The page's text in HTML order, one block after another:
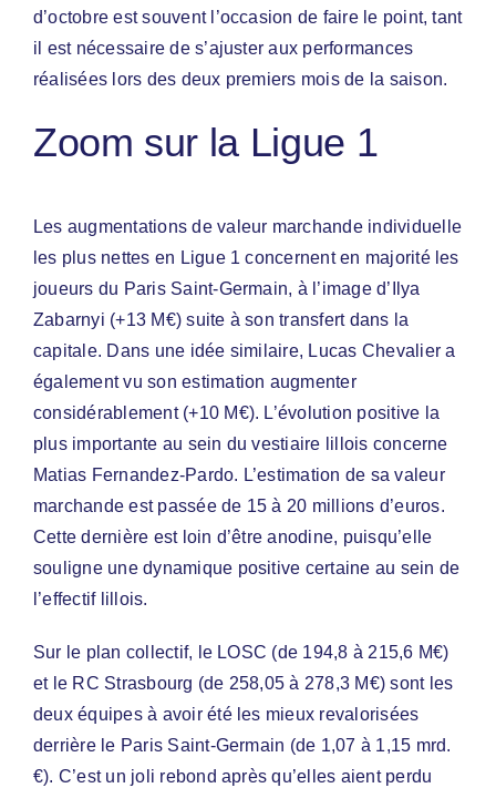
d’octobre est souvent l’occasion de faire le point, tant
il est nécessaire de s’ajuster aux performances
réalisées lors des deux premiers mois de la saison.
Zoom sur la Ligue 1
Les augmentations de valeur marchande individuelle
les plus nettes en Ligue 1 concernent en majorité les
joueurs du Paris Saint-Germain, à l’image d’Ilya
Zabarnyi (+13 M€) suite à son transfert dans la
capitale. Dans une idée similaire, Lucas Chevalier a
également vu son estimation augmenter
considérablement (+10 M€). L’évolution positive la
plus importante au sein du vestiaire lillois concerne
Matias Fernandez-Pardo. L’estimation de sa valeur
marchande est passée de 15 à 20 millions d’euros.
Cette dernière est loin d’être anodine, puisqu’elle
souligne une dynamique positive certaine au sein de
l’effectif lillois.
Sur le plan collectif, le LOSC (de 194,8 à 215,6 M€)
et le RC Strasbourg (de 258,05 à 278,3 M€) sont les
deux équipes à avoir été les mieux revalorisées
derrière le Paris Saint-Germain (de 1,07 à 1,15 mrd.
€). C’est un joli rebond après qu’elles aient perdu